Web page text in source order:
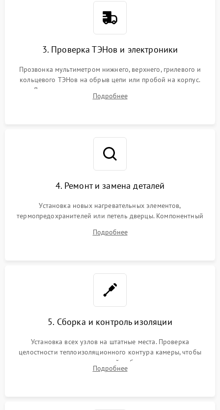
3. Проверка ТЭНов и электроники
Прозвонка мультиметром нижнего, верхнего, грилевого и
кольцевого ТЭНов на обрыв цепи или пробой на корпус.
Диагностика термостата, датчиков температуры,
переключателя режимов и мотора конвекции.
Подробнее
4. Ремонт и замена деталей
Установка новых нагревательных элементов,
термопредохранителей или петель дверцы. Компонентный
выгоревших реле, восстановление контактов и замена
Подробнее
5. Сборка и контроль изоляции
Установка всех узлов на штатные места. Проверка
целостности теплоизоляционного контура камеры, чтобы
исключить перегрев кухонной мебели и потерю тепла.
Надежная фиксация клемм и сборка корпуса шкафа.
Подробнее